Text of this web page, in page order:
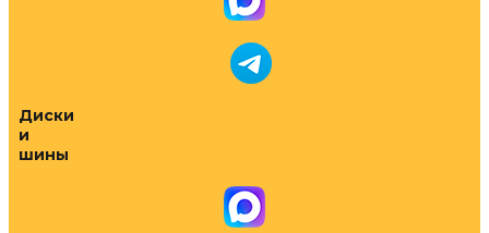
Диски
и
шины